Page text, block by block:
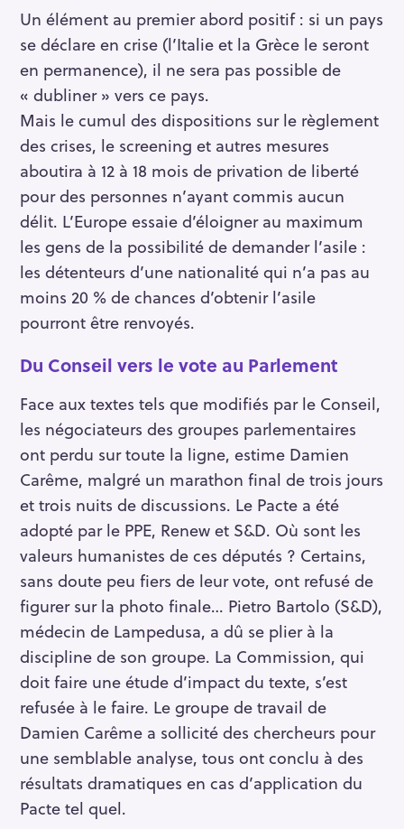
Un élément au premier abord positif : si un pays
se déclare en crise (l’Italie et la Grèce le seront
en permanence), il ne sera pas possible de
« dubliner » vers ce pays.
Mais le cumul des dispositions sur le règlement
des crises, le screening et autres mesures
aboutira à 12 à 18 mois de privation de liberté
pour des personnes n’ayant commis aucun
délit. L’Europe essaie d’éloigner au maximum
les gens de la possibilité de demander l’asile :
les détenteurs d’une nationalité qui n’a pas au
moins 20 % de chances d’obtenir l’asile
pourront être renvoyés.
Du Conseil vers le vote au Parlement
Face aux textes tels que modifiés par le Conseil,
les négociateurs des groupes parlementaires
ont perdu sur toute la ligne, estime Damien
Carême, malgré un marathon final de trois jours
et trois nuits de discussions. Le Pacte a été
adopté par le PPE, Renew et S&D. Où sont les
valeurs humanistes de ces députés ? Certains,
sans doute peu fiers de leur vote, ont refusé de
figurer sur la photo finale… Pietro Bartolo (S&D),
médecin de Lampedusa, a dû se plier à la
discipline de son groupe. La Commission, qui
doit faire une étude d’impact du texte, s’est
refusée à le faire. Le groupe de travail de
Damien Carême a sollicité des chercheurs pour
une semblable analyse, tous ont conclu à des
résultats dramatiques en cas d’application du
Pacte tel quel.
R
e
h
r
c
h
e
r